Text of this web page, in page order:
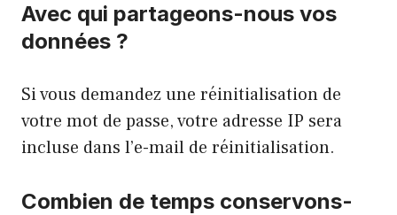
Avec qui partageons-nous vos
données ?
Si vous demandez une réinitialisation de
votre mot de passe, votre adresse IP sera
incluse dans l’e-mail de réinitialisation.
Combien de temps conservons-